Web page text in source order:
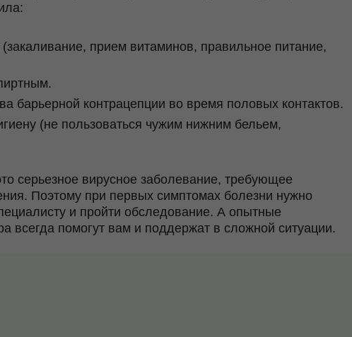
(закаливание, прием витаминов, правильное питание,
барьерной контрацепции во время половых контактов.
(не пользоваться чужим нижним бельем,
серьезное вирусное заболевание, требующее
Поэтому при первых симптомах болезни нужно
и пройти обследование. А опытные
всегда помогут вам и поддержат в сложной ситуации.